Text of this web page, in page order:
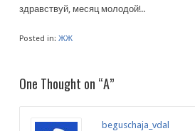
здравствуй, месяц молодой!..
Posted in: ЖЖ
One Thought on “А”
beguschaja_vdal